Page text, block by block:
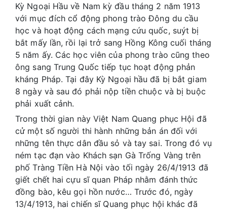
Kỳ Ngoại Hầu về Nam kỳ đầu tháng 2 năm 1913
với mục đích cổ động phong trào Đông du cầu
học và hoạt động cách mạng cứu quốc, suýt bị
bắt mấy lần, rồi lại trở sang Hồng Kông cuối tháng
5 năm ấy. Các học viên của phong trào cũng theo
ông sang Trung Quốc tiếp tục hoạt động phản
kháng Pháp. Tại đây Kỳ Ngoại hầu đã bị bắt giam
8 ngày và sau đó phải nộp tiền chuộc và bị buộc
phải xuất cảnh.
Trong thời gian này Việt Nam Quang phục Hội đã
cử một số người thi hành những bản án đối với
những tên thực dân đầu sỏ và tay sai. Trong đó vụ
ném tạc đạn vào Khách sạn Gà Trống Vàng trên
phố Tràng Tiền Hà Nội vào tối ngày 26/4/1913 đã
giết chết hai cựu sĩ quan Pháp nhằm đánh thức
đồng bào, kêu gọi hồn nước… Trước đó, ngày
13/4/1913, hai chiến sĩ Quang phục hội khác đã